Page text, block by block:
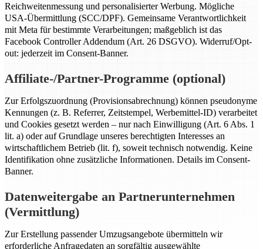
Reichweitenmessung und personalisierter Werbung. Mögliche
USA-Übermittlung (SCC/DPF). Gemeinsame Verantwortlichkeit
mit Meta für bestimmte Verarbeitungen; maßgeblich ist das
Facebook Controller Addendum (Art. 26 DSGVO). Widerruf/Opt-
out: jederzeit im Consent-Banner.
Affiliate-/Partner-Programme (optional)
Zur Erfolgszuordnung (Provisionsabrechnung) können pseudonyme
Kennungen (z. B. Referrer, Zeitstempel, Werbemittel-ID) verarbeitet
und Cookies gesetzt werden – nur nach Einwilligung (Art. 6 Abs. 1
lit. a) oder auf Grundlage unseres berechtigten Interesses an
wirtschaftlichem Betrieb (lit. f), soweit technisch notwendig. Keine
Identifikation ohne zusätzliche Informationen. Details im Consent-
Banner.
Datenweitergabe an Partnerunternehmen
(Vermittlung)
Zur Erstellung passender Umzugsangebote übermitteln wir
erforderliche Anfragedaten an sorgfältig ausgewählte